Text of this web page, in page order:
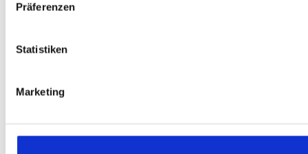
Präferenzen
Statistiken
Marketing